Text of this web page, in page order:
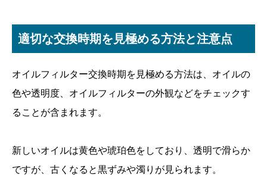
適切な交換時期を見極める方法と注意点
オイルフィルター交換時期を見極める方法は、オイルの
色や透明度、オイルフィルターの外観などをチェックす
ることが含まれます。
新しいオイルは黄色や琥珀色をしており、透明で滑らか
ですが、古くなると黒ずみや濁りが見られます。